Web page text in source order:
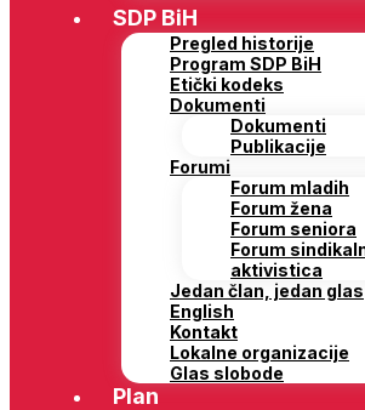
SDP BiH
Pregled historije
Program SDP BiH
Etički kodeks
Dokumenti
Dokumenti
Publikacije
Forumi
Forum mladih
Forum žena
Forum seniora
Forum
aktivistica
Jedan član, jedan glas
English
Kontakt
Lokalne organizacije
Glas slobode
Plan